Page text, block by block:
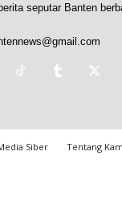
seputar Banten
Siber Tentang